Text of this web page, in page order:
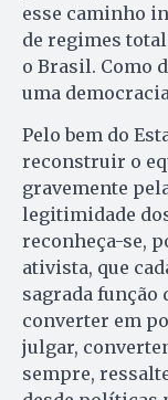
esse caminho
de regimes
o Brasil. Como
uma
Pelo bem do
reconstruir o
gravemente
legitimidade
reconheça-se,
ativista, que
sagrada função
converter em
julgar,
sempre,